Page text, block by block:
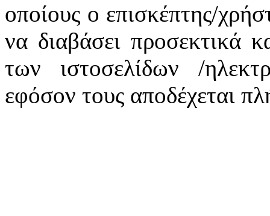
οποίους ο επισκέπτης/
να διαβάσει προσεκτικά
των ιστοσελίδων /
εφόσον τους αποδέχεται